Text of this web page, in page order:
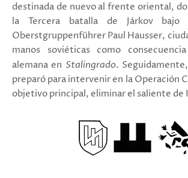
destinada de nuevo al frente oriental,
la Tercera batalla de Járkov
Oberstgruppenführer Paul Hausser,
manos soviéticas como
alemana en Stalingrado.
preparó para intervenir en la Operación
objetivo principal, eliminar el saliente de